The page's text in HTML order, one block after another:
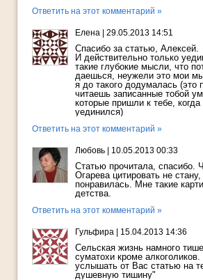
Ответить на этот комментарий »
Елена | 29.05.2013 14:51
Спасибо за статью, Алексей.
И действительно только
такие глубокие мысли, что
даешься, неужели это мои
я до такого додумалась (это
читаешь записанные тобой
которые пришли к тебе,
уединился)
Ответить на этот комментарий »
Любовь | 10.05.2013 00:33
Статью прочитала, спасибо.
Огарева цитировать не
понравилась. Мне такие
детства.
Ответить на этот комментарий »
Гульфира | 15.04.2013 14:36
Сельская жизнь намного
суматохи кроме
услышать от Вас статью на
душевную тишину"